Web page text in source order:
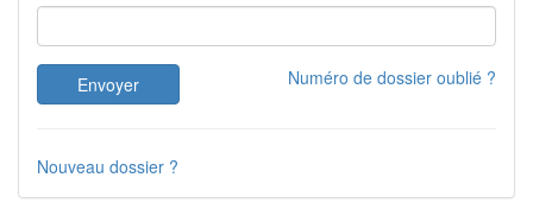
Numéro de dossier oublié ?
Nouveau dossier ?